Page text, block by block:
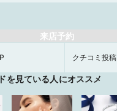
来店予約
クチコミ投稿
を見ている人にオススメ